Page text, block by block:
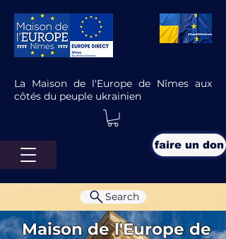
La Maison de l'Europe de Nîmes aux
côtés du peuple ukrainien
faire un don
Maison de l'Europe de
Search